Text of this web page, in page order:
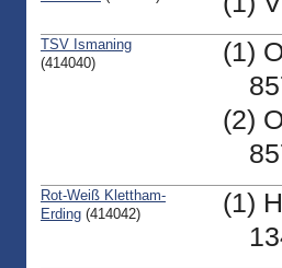
TSV Ismaning
(414040)
(1)
(2)
Rot-Weiß Klettham-
Erding(414042)
(1)